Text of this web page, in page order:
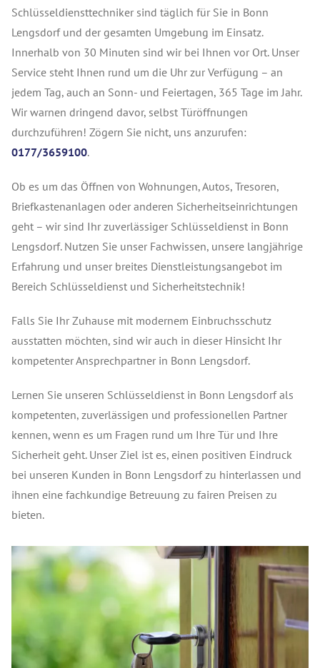
Schlüsseldiensttechniker sind täglich für Sie in Bonn
Lengsdorf und der gesamten Umgebung im Einsatz.
Innerhalb von 30 Minuten sind wir bei Ihnen vor Ort. Unser
Service steht Ihnen rund um die Uhr zur Verfügung – an
jedem Tag, auch an Sonn- und Feiertagen, 365 Tage im Jahr.
Wir warnen dringend davor, selbst Türöffnungen
durchzuführen! Zögern Sie nicht, uns anzurufen:
0177/3659100.
Ob es um das Öffnen von Wohnungen, Autos, Tresoren,
Briefkastenanlagen oder anderen Sicherheitseinrichtungen
geht – wir sind Ihr zuverlässiger Schlüsseldienst in Bonn
Lengsdorf. Nutzen Sie unser Fachwissen, unsere langjährige
Erfahrung und unser breites Dienstleistungsangebot im
Bereich Schlüsseldienst und Sicherheitstechnik!
Falls Sie Ihr Zuhause mit modernem Einbruchsschutz
ausstatten möchten, sind wir auch in dieser Hinsicht Ihr
kompetenter Ansprechpartner in Bonn Lengsdorf.
Lernen Sie unseren Schlüsseldienst in Bonn Lengsdorf als
kompetenten, zuverlässigen und professionellen Partner
kennen, wenn es um Fragen rund um Ihre Tür und Ihre
Sicherheit geht. Unser Ziel ist es, einen positiven Eindruck
bei unseren Kunden in Bonn Lengsdorf zu hinterlassen und
ihnen eine fachkundige Betreuung zu fairen Preisen zu
bieten.